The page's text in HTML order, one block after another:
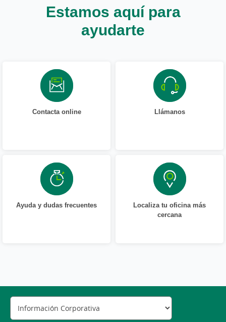
Estamos aquí para
ayudarte
Contacta online Llámanos
Ayuda y dudas frecuentes
Localiza tu oficina más
cercana